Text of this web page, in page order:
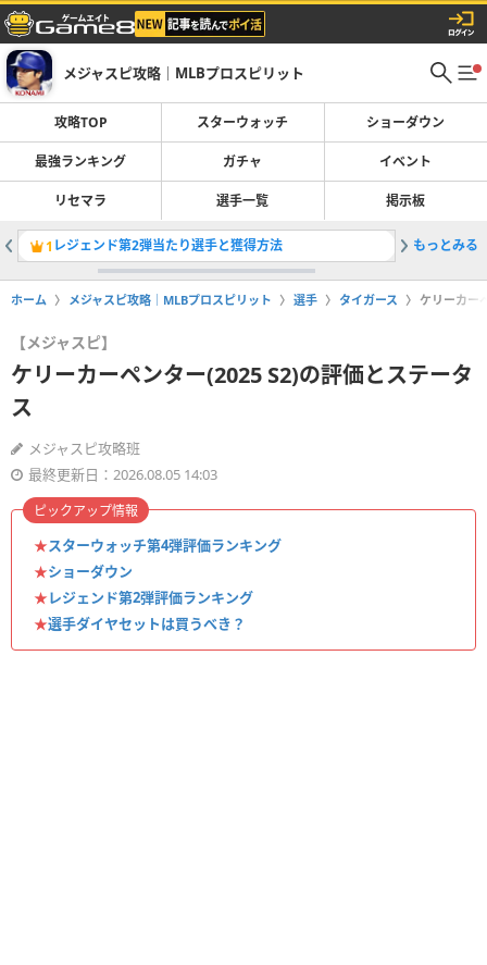
メジャスピ攻略｜MLBプロスピリット
攻略TOP スターウォッチ ショーダウン
最強ランキング ガチャ イベント
リセマラ 選手一覧 掲示板
1 レジェンド第2弾当たり選手と獲得方法 2全選手一
もっとみる
ホーム メジャスピ攻略｜MLBプロスピリット 選手 タイガース ケリーカー
【メジャスピ】
ケリーカーペンター(2025 S2)の評価とステータ
ス
メジャスピ攻略班
最終更新日：2026.08.05 14:03
★スターウォッチ第4弾評価ランキング
★ショーダウン
★レジェンド第2弾評価ランキング
★選手ダイヤセットは買うべき？
ピックアップ情報